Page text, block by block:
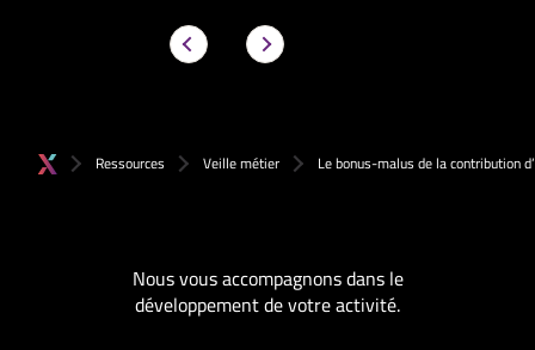
Ressources Veille métier Le bonus-malus de la contribution
Nous vous accompagnons dans le
développement de votre activité.